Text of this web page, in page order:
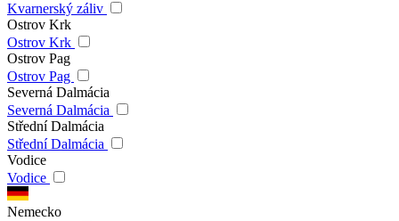
Kvarnerský záliv
Ostrov Krk
Ostrov Krk
Ostrov Pag
Ostrov Pag
Severná Dalmácia
Severná Dalmácia
Střední Dalmácia
Střední Dalmácia
Vodice
Vodice
Nemecko